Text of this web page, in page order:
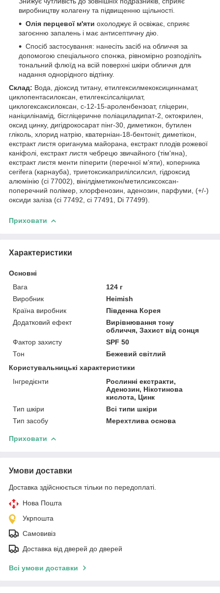
виробництву колагену та підвищенню щільності.
Олія перцевої м'яти охолоджує й освіжає, сприяє
загоєнню запалень і має антисептичну дію.
Спосіб застосування: нанесіть засіб на обличчя за
допомогою спеціального спонжа, рівномірно розподіліть
тональний флюїд на всій поверхні шкіри обличчя для
надання однорідного відтінку.
Склад: Вода, діоксид титану, етилгексилмекоксициннамат,
циклопентасилоксан, етилгексілсаліцилат,
циклогексаксилоксан, с-12-15-ароленбензоат, гліцерин,
наніцилінамід, бісгліцеричне поліациладипат-2, октокрилен,
оксид цинку, дигідрокосарат пінг-30, диметикон, бутилен
гліколь, хлорид натрію, кватерніан-18-бентоніт, диметікон,
екстракт листя ориганума майорана, екстракт плодів рожевої
каніфолі, екстракт листя чебрецю звичайного (тім'яна),
екстракт листя менти піперити (перечної м'яти), коперника
cerifera (карнауба), триетоксикаприлілсилсил, гідроксид
алюмінію (ci 77002), вінілдіметикон/метилсиксоксан-
поперечний полімер, хлорфенозин, аденозин, парфуми, (+/-)
оксиди заліза (ci 77492, ci 77491, Di 77499).
Приховати
Характеристики
Основні
Вага
124 г
Виробник
Heimish
Країна виробник
Південна Корея
Додатковий ефект
Вирівнювання тону
обличчя, Захист від сонця
Фактор захисту
SPF 50
Тон
Бежевий світлий
Користувальницькі характеристики
Інгредієнти
Рослинні екстракти,
Аденозин, Нікотинова
кислота, Цинк
Тип шкіри
Всі типи шкіри
Тип засобу
Мерехтлива основа
Приховати
Умови доставки
Доставка здійснюється тільки по передоплаті.
Нова Пошта
Укрпошта
Самовивіз
Доставка від дверей до дверей
Всі умови доставки